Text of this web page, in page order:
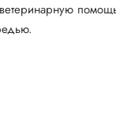
ветеринарную